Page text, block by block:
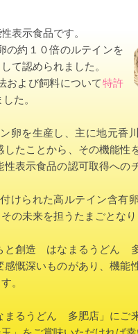
表示食品です。
の約１０倍のルテインを
て認められました。
および飼料について特許
た。
卵を生産し、主に地元香
たことから、その機能性
表示食品の認可取得への
けられた高ルテイン含有
の未来を担うたまごとなり
と創造 はなまるうどん
慨深いものがあり、機能
。
るうどん 多肥店」にご